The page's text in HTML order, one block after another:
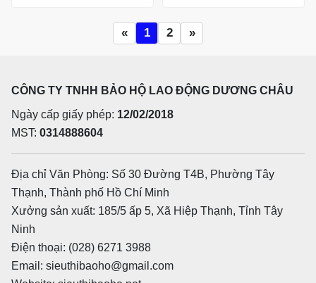
« 1 2 »
CÔNG TY TNHH BẢO HỘ LAO ĐỘNG DƯƠNG CHÂU
Ngày cấp giấy phép: 12/02/2018
MST: 0314888604
Địa chỉ Văn Phòng: Số 30 Đường T4B, Phường Tây
Thạnh, Thành phố Hồ Chí Minh
Xưởng sản xuất: 185/5 ấp 5, Xã Hiệp Thạnh, Tỉnh Tây
Ninh
Điện thoại: (028) 6271 3988
Email: sieuthibaoho@gmail.com